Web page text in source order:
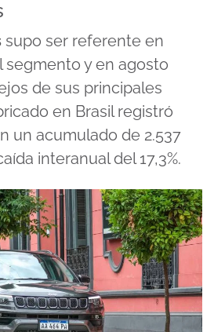
supo ser referente en
y en agosto
de sus principales
en Brasil registró
un acumulado de 2.537
interanual del 17,3%.